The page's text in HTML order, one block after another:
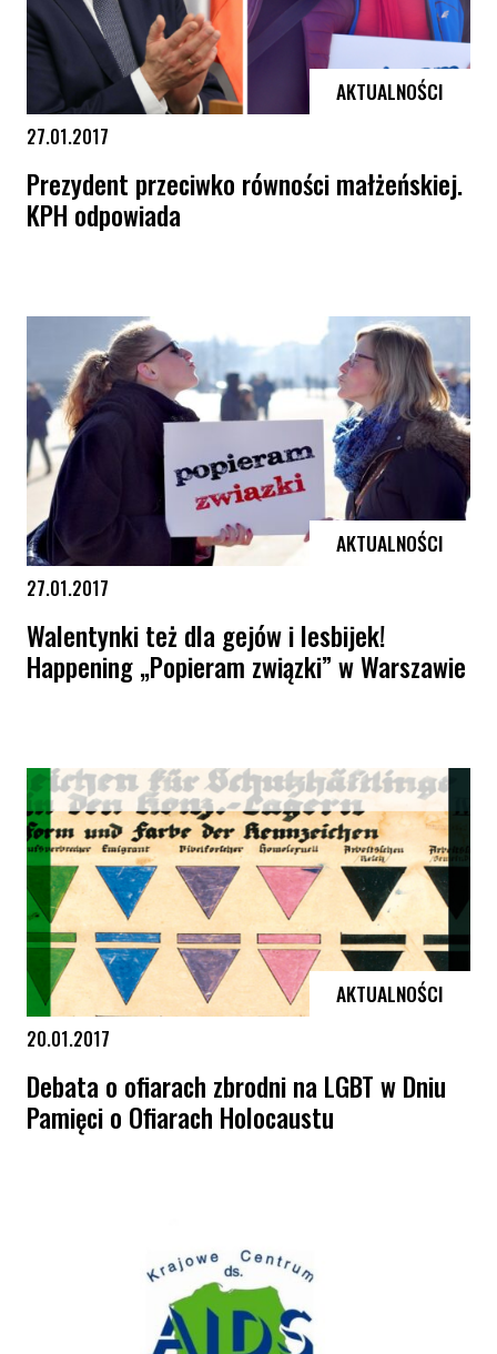
AKTUALNOŚCI
27.01.2017
Prezydent przeciwko równości małżeńskiej.
KPH odpowiada
AKTUALNOŚCI
27.01.2017
Walentynki też dla gejów i lesbijek!
Happening „Popieram związki” w Warszawie
AKTUALNOŚCI
20.01.2017
Debata o ofiarach zbrodni na LGBT w Dniu
Pamięci o Ofiarach Holocaustu